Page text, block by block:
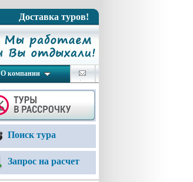
Доставка туров!
О компании
Поиск тура
Запрос на расчет